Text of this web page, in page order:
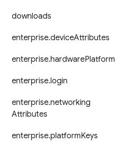
downloads
enterprise.deviceAttributes
enterprise.hardwarePlatform
enterprise.login
enterprise.networking
Attributes
enterprise.platformKeys